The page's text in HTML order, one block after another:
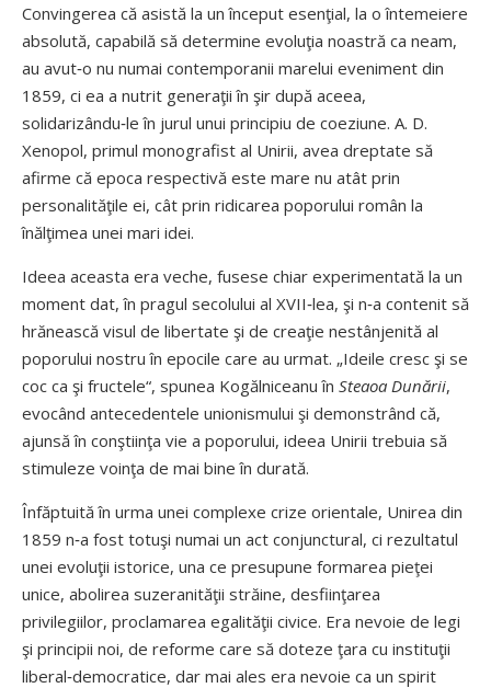
Convingerea că asistă la un început esenţial, la o întemeiere
absolută, capabilă să determine evoluţia noastră ca neam,
au avut‑o nu numai contemporanii marelui eveniment din
1859, ci ea a nutrit generaţii în şir după aceea,
solidarizându‑le în jurul unui principiu de coeziune. A. D.
Xenopol, primul monografist al Unirii, avea dreptate să
afirme că epoca respectivă este mare nu atât prin
personalităţile ei, cât prin ridicarea poporului român la
înălţimea unei mari idei.
Ideea aceasta era veche, fusese chiar experimentată la un
moment dat, în pragul secolului al XVII‑lea, şi n‑a contenit să
hrănească visul de libertate şi de creaţie nestânjenită al
poporului nostru în epocile care au urmat. „Ideile cresc şi se
coc ca şi fructele“, spunea Kogălniceanu în Steaoa Dunării,
evocând antecedentele unionismului şi demonstrând că,
ajunsă în conştiinţa vie a poporului, ideea Unirii trebuia să
stimuleze voinţa de mai bine în durată.
Înfăptuită în urma unei complexe crize orientale, Unirea din
1859 n‑a fost totuşi numai un act conjunctural, ci rezultatul
unei evoluţii istorice, una ce presupune formarea pieţei
unice, abolirea suzeranităţii străine, desfiinţarea
privilegiilor, proclamarea egalităţii civice. Era nevoie de legi
şi principii noi, de reforme care să doteze ţara cu instituţii
liberal‑democratice, dar mai ales era nevoie ca un spirit